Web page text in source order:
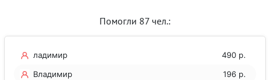
Помогли 87 чел.:
ладимир
490 р.
Владимир
196 р.